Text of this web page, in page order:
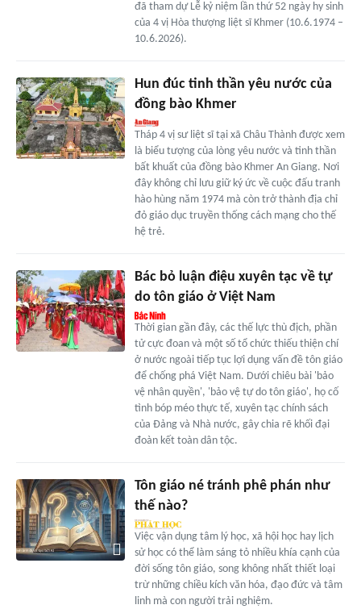
đã tham dự Lễ kỷ niệm lần thứ 52 ngày hy sinh
của 4 vị Hòa thượng liệt sĩ Khmer (10.6.1974 –
10.6.2026).
Hun đúc tinh thần yêu nước của
đồng bào Khmer
Tháp 4 vị sư liệt sĩ tại xã Châu Thành được xem
là biểu tượng của lòng yêu nước và tinh thần
bất khuất của đồng bào Khmer An Giang. Nơi
đây không chỉ lưu giữ ký ức về cuộc đấu tranh
hào hùng năm 1974 mà còn trở thành địa chỉ
đỏ giáo dục truyền thống cách mạng cho thế
hệ trẻ.
Bác bỏ luận điệu xuyên tạc về tự
do tôn giáo ở Việt Nam
Thời gian gần đây, các thế lực thù địch, phần
tử cực đoan và một số tổ chức thiếu thiện chí
ở nước ngoài tiếp tục lợi dụng vấn đề tôn giáo
để chống phá Việt Nam. Dưới chiêu bài 'bảo
vệ nhân quyền', 'bảo vệ tự do tôn giáo', họ cố
tình bóp méo thực tế, xuyên tạc chính sách
của Đảng và Nhà nước, gây chia rẽ khối đại
đoàn kết toàn dân tộc.
Tôn giáo né tránh phê phán như
thế nào?
Việc vận dụng tâm lý học, xã hội học hay lịch
sử học có thể làm sáng tỏ nhiều khía cạnh của
đời sống tôn giáo, song không nhất thiết loại
trừ những chiều kích văn hóa, đạo đức và tâm
linh mà con người trải nghiệm.